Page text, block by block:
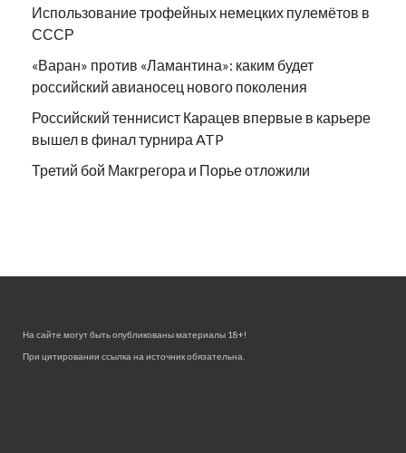
Использование трофейных немецких пулемётов в
СССР
«Варан» против «Ламантина»: каким будет
российский авианосец нового поколения
Российский теннисист Карацев впервые в карьере
вышел в финал турнира ATP
Третий бой Макгрегора и Порье отложили
На сайте могут быть опубликованы материалы 18+!
При цитировании ссылка на источник обязательна.